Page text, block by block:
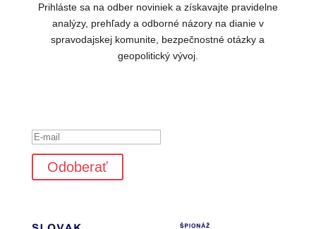
Prihláste sa na odber noviniek a získavajte pravidelne
analýzy, prehľady a odborné názory na dianie v
spravodajskej komunite, bezpečnostné otázky a
geopolitický vývoj.
Odoberať